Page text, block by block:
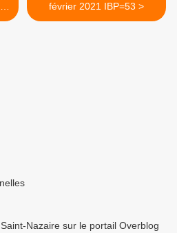
février 2021 IBP=53 >
Nazaire sur le portail Overblog